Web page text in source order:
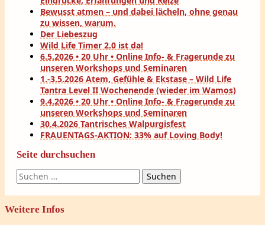
Bewusst atmen – und dabei lächeln, ohne genau
zu wissen, warum.
Der Liebeszug
Wild Life Timer 2.0 ist da!
6.5.2026 • 20 Uhr • Online Info- & Fragerunde zu
unseren Workshops und Seminaren
1.-3.5.2026 Atem, Gefühle & Ekstase – Wild Life
Tantra Level II Wochenende (wieder im Wamos)
9.4.2026 • 20 Uhr • Online Info- & Fragerunde zu
unseren Workshops und Seminaren
30.4.2026 Tantrisches Walpurgisfest
FRAUENTAGS-AKTION: 33% auf Loving Body!
Seite durchsuchen
Suchen
nach:
Weitere Infos